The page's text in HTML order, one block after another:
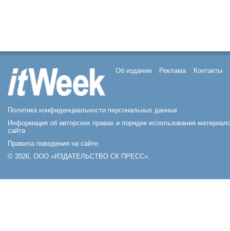
Об издании Реклама Контакты
Политика конфиденциальности персональных данных
Информация об авторских правах и порядке использования
сайта
Правила поведения на сайте
© 2026, ООО «ИЗДАТЕЛЬСТВО СК ПРЕСС».